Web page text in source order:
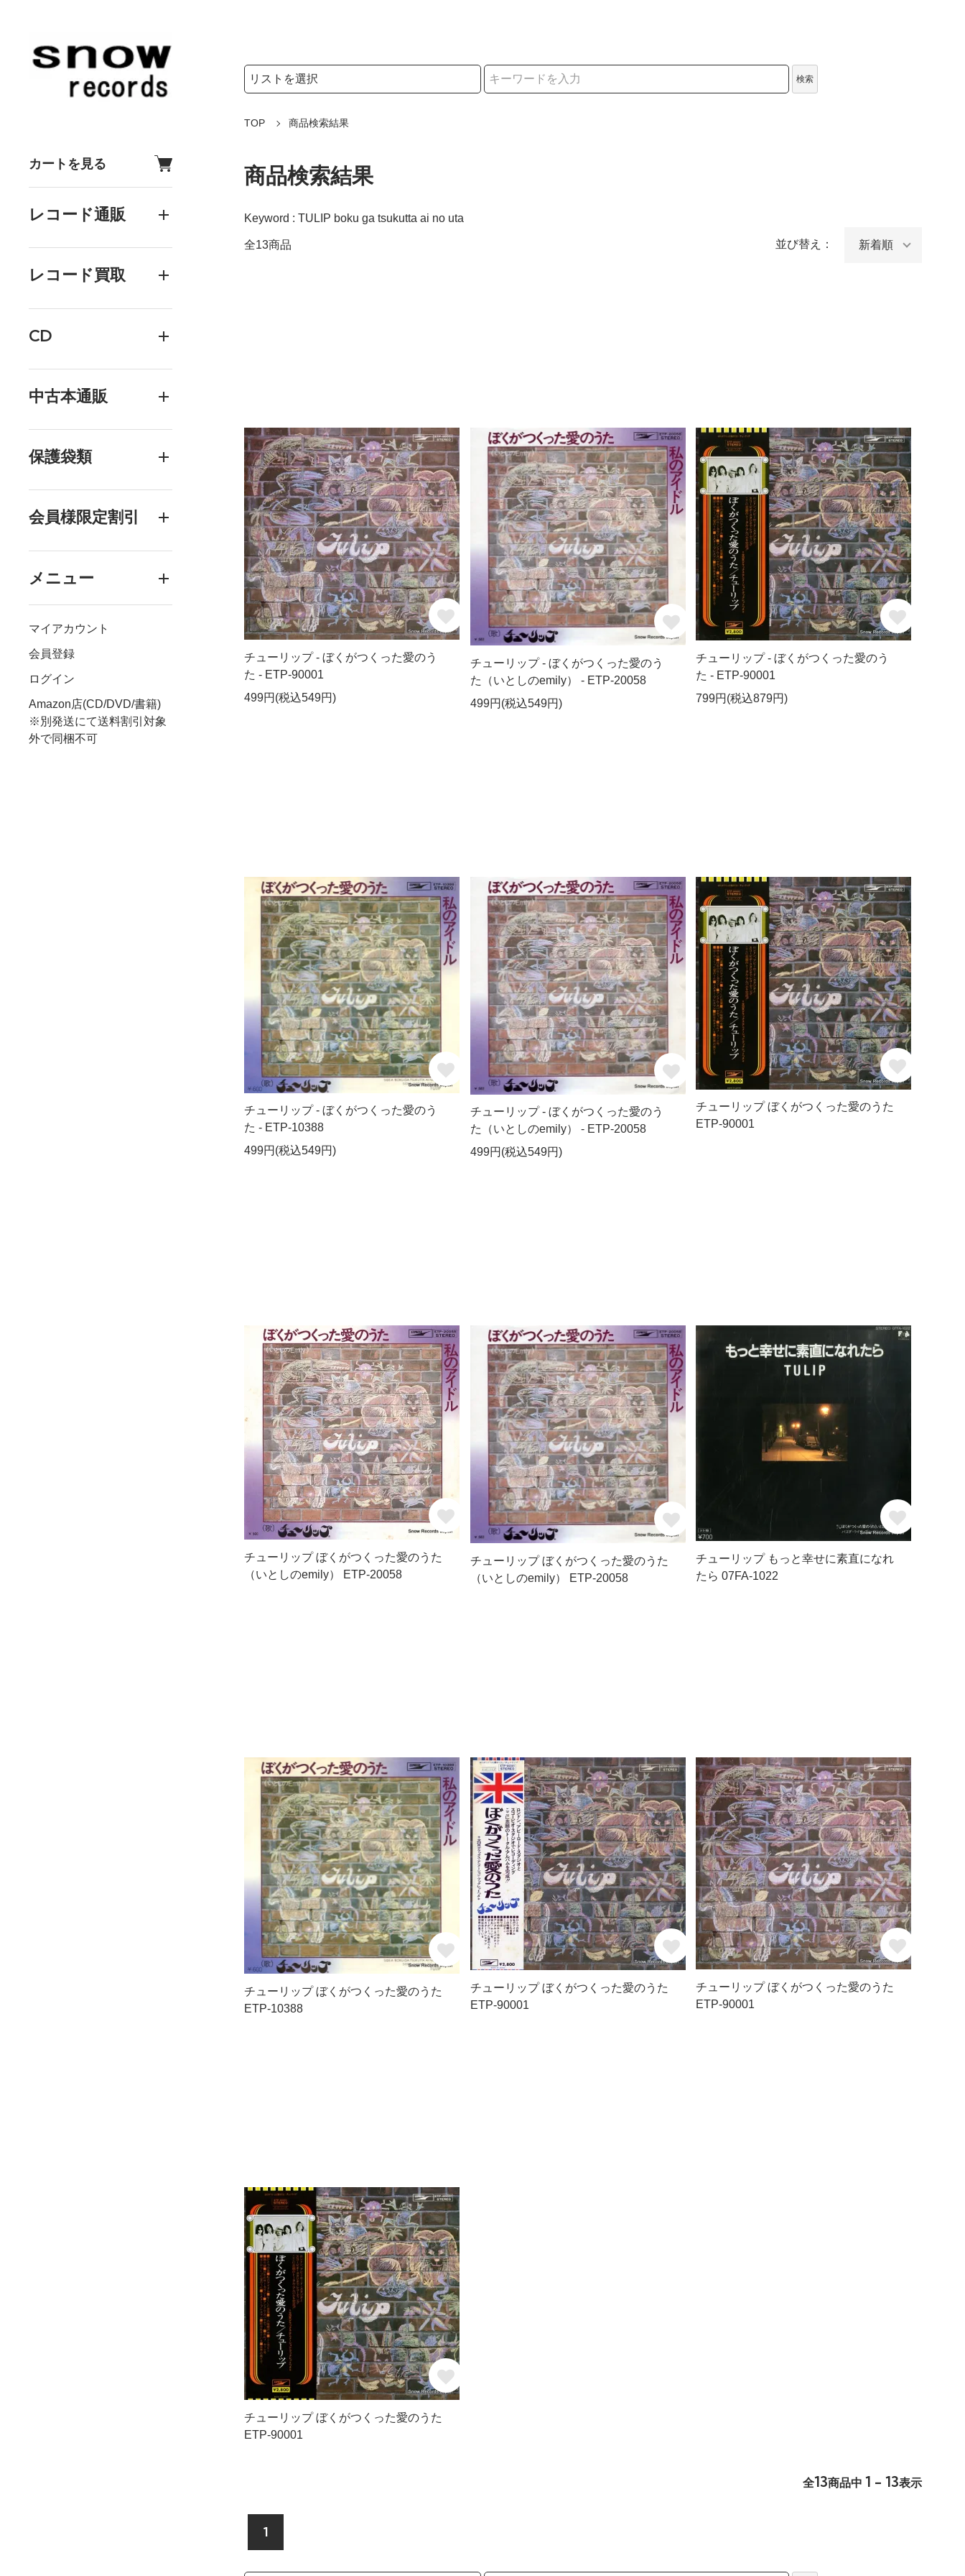
カートを見る
レコード通販
レコード買取
CD
中古本通販
保護袋類
会員様限定割引
メニュー
マイアカウント
会員登録
ログイン
Amazon店(CD/DVD/書籍)
※別発送にて送料割引対象
外で同梱不可
検索リストの選択
検索
TOP 商品検索結果
商品検索結果
Keyword : TULIP boku ga tsukutta ai no uta
全13商品 並び替え：
チューリップ - ぼくがつくった愛のう
た - ETP-90001
499円(税込549円)
チューリップ - ぼくがつくった愛のう
た（いとしのemily） - ETP-20058
499円(税込549円)
チューリップ - ぼくがつくった愛のう
た - ETP-90001
799円(税込879円)
チューリップ - ぼくがつくった愛のう
た - ETP-10388
499円(税込549円)
チューリップ - ぼくがつくった愛のう
た（いとしのemily） - ETP-20058
499円(税込549円)
チューリップ ぼくがつくった愛のうた
ETP-90001
チューリップ ぼくがつくった愛のうた
（いとしのemily） ETP-20058
チューリップ ぼくがつくった愛のうた
（いとしのemily） ETP-20058
チューリップ もっと幸せに素直になれ
たら 07FA-1022
チューリップ ぼくがつくった愛のうた
ETP-10388
チューリップ ぼくがつくった愛のうた
ETP-90001
チューリップ ぼくがつくった愛のうた
ETP-90001
チューリップ ぼくがつくった愛のうた
ETP-90001
全13商品中 1 - 13表示
1